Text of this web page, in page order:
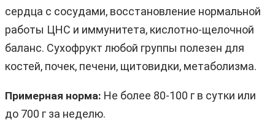
сердца с сосудами, восстановление нормальной
работы ЦНС и иммунитета, кислотно-щелочной
баланс. Сухофрукт любой группы полезен для
костей, почек, печени, щитовидки, метаболизма.
Примерная норма: Не более 80-100 г в сутки или
до 700 г за неделю.